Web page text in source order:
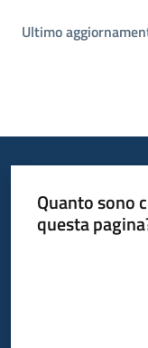
Ultimo
Quanto sono
questa